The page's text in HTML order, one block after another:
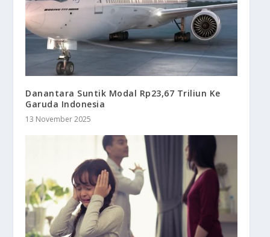
Danantara Suntik Modal Rp23,67 Triliun Ke
Garuda Indonesia
13 November 2025